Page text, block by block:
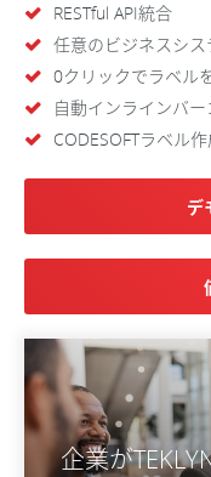
RESTful API統合
任意のビジネスシ
0クリックでラベル
自動インラインバ
CODESOFTラベル
デ
企業が